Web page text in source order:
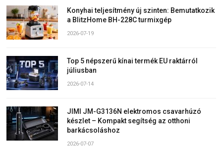
Konyhai teljesítmény új szinten: Bemutatkozik
a BlitzHome BH-228C turmixgép
2026-07-19
Top 5 népszerű kínai termék EU raktárról
júliusban
2026-07-14
JIMI JM-G3136N elektromos csavarhúzó
készlet – Kompakt segítség az otthoni
barkácsoláshoz
2026-07-07